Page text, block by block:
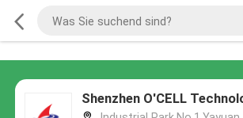
Shenzhen O'CELL